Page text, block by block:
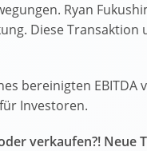
Ryan
Diese
bereinigten EBITDA
Investoren.
verkaufen?! Neue